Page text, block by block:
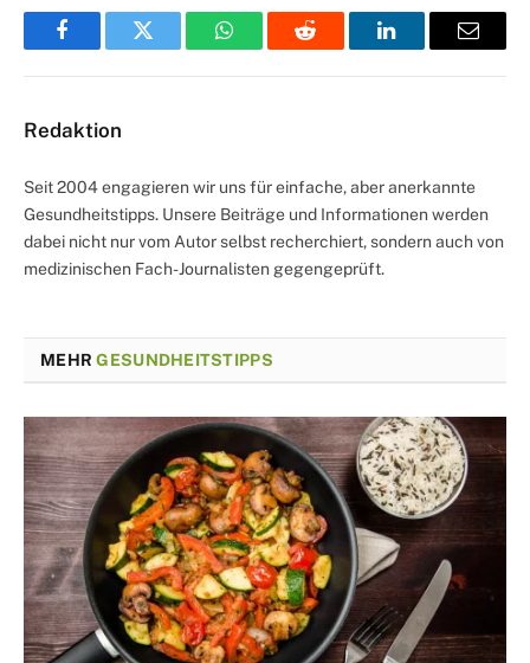
FacebookTwitter WhatsAppReddit LinkedInEmail
Redaktion
Seit 2004 engagieren wir uns für einfache, aber anerkannte
Gesundheitstipps. Unsere Beiträge und Informationen werden
dabei nicht nur vom Autor selbst recherchiert, sondern auch von
medizinischen Fach-Journalisten gegengeprüft.
MEHRGESUNDHEITSTIPPS